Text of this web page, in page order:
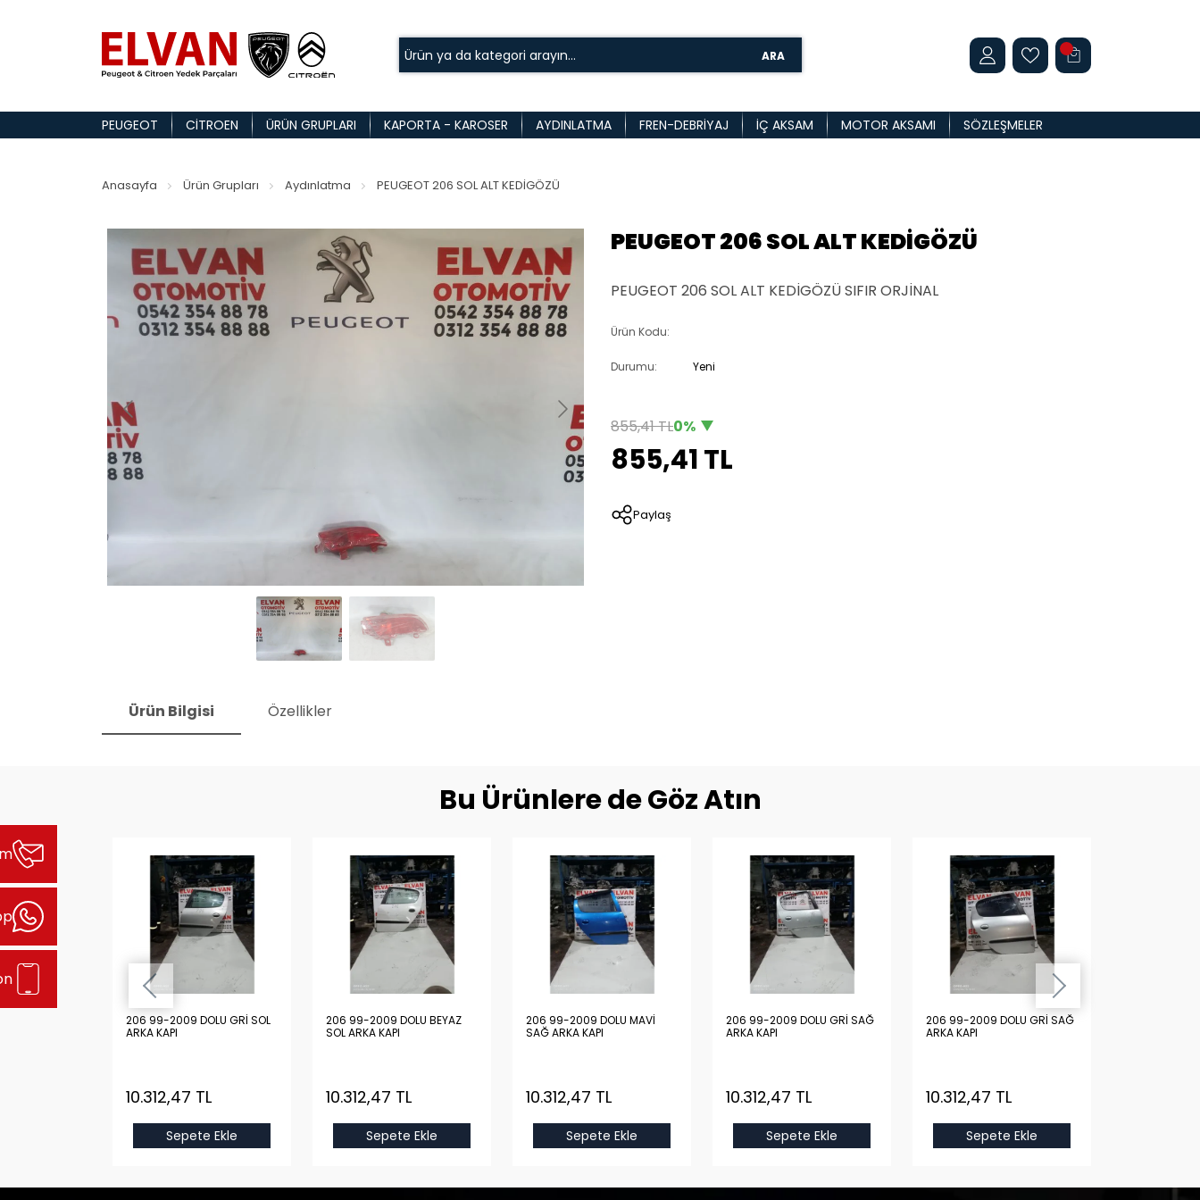
ARA
PEUGEOT CITROEN ÜRÜN GRUPLARI KAPORTA - KAROSER AYDINLATMA FREN-DEBRIYAJ İÇ AKSAM MOTOR AKSAMI SÖZLEŞMELER
Anasayfa Ürün Grupları Aydınlatma PEUGEOT 206 SOL ALT KEDİGÖZÜ
PEUGEOT 206 SOL ALT KEDİGÖZÜ
PEUGEOT 206 SOL ALT KEDİGÖZÜ SIFIR ORJİNAL
Ürün Kodu:
Durumu: Yeni
855,41 TL0%
855,41 TL
Paylaş
Ürün Bilgisi Özellikler
Bu Ürünlere de Göz Atın
206 99-2009 DOLU GRİ SOL
ARKA KAPI
10.312,47 TL
Sepete Ekle
206 99-2009 DOLU BEYAZ
SOL ARKA KAPI
10.312,47 TL
Sepete Ekle
206 99-2009 DOLU MAVİ
SAĞ ARKA KAPI
10.312,47 TL
Sepete Ekle
206 99-2009 DOLU GRİ SAĞ
ARKA KAPI
10.312,47 TL
Sepete Ekle
206 99-2009 DOLU GRİ SAĞ
ARKA KAPI
10.312,47 TL
Sepete Ekle